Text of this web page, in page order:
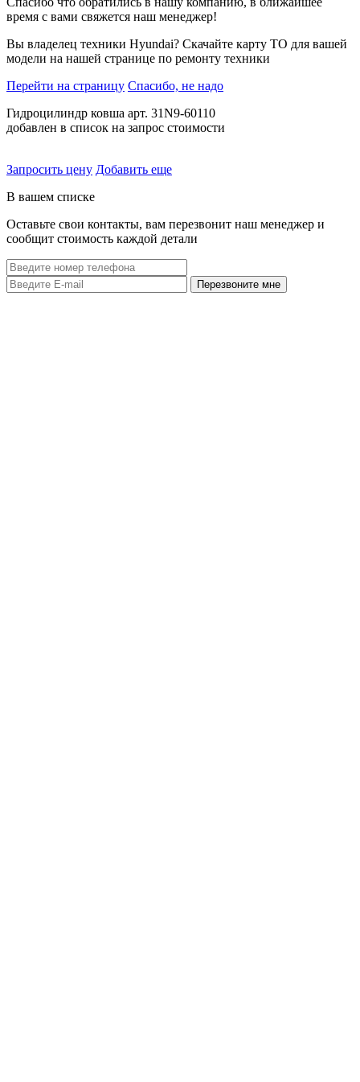
время с вами свяжется наш менеджер!
Вы владелец техники Hyundai? Скачайте карту ТО для вашей
модели на нашей странице по ремонту техники
Перейти на страницу Спасибо, не надо
Гидроцилиндр ковша арт. 31N9-60110
добавлен в список на запрос стоимости
Запросить цену Добавить еще
В вашем списке
Оставьте свои контакты, вам перезвонит наш менеджер и
сообщит стоимость каждой детали
Перезвоните мне